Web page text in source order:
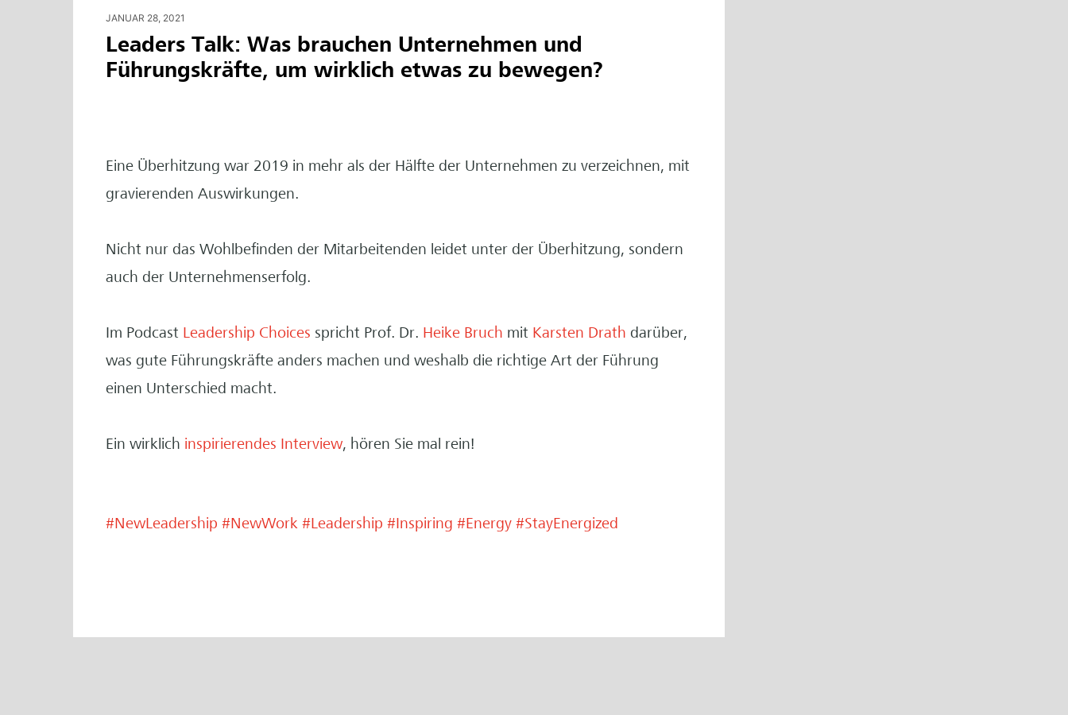
JANUAR 28, 2021
Leaders Talk: Was brauchen Unternehmen und
Führungskräfte, um wirklich etwas zu bewegen?
Eine Überhitzung war 2019 in mehr als der Hälfte der Unternehmen zu verzeichnen, mit
gravierenden Auswirkungen.
Nicht nur das Wohlbefinden der Mitarbeitenden leidet unter der Überhitzung, sondern
auch der Unternehmenserfolg.
Im Podcast Leadership Choices spricht Prof. Dr. Heike Bruch mit Karsten Drath darüber,
was gute Führungskräfte anders machen und weshalb die richtige Art der Führung
einen Unterschied macht.
Ein wirklich inspirierendes Interview, hören Sie mal rein!
#NewLeadership #NewWork #Leadership #Inspiring #Energy #StayEnergized